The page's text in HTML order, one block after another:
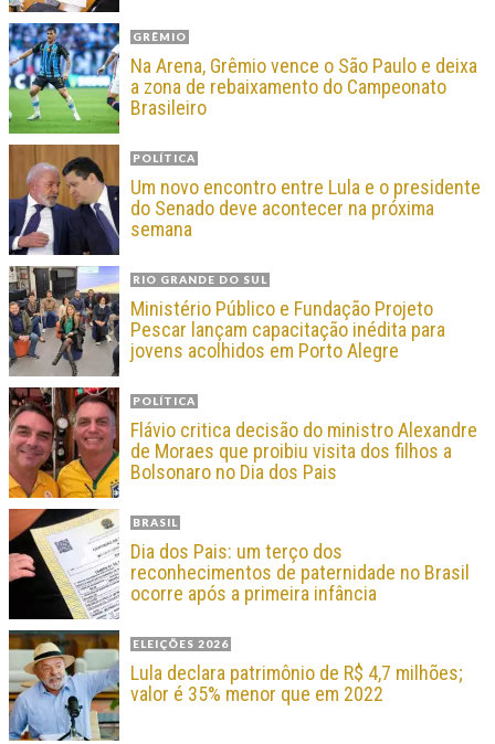
GRÊMIO
Na Arena, Grêmio vence o São Paulo e deixa
a zona de rebaixamento do Campeonato
Brasileiro
POLÍTICA
Um novo encontro entre Lula e o presidente
do Senado deve acontecer na próxima
semana
RIO GRANDE DO SUL
Ministério Público e Fundação Projeto
Pescar lançam capacitação inédita para
jovens acolhidos em Porto Alegre
POLÍTICA
Flávio critica decisão do ministro Alexandre
de Moraes que proibiu visita dos filhos a
Bolsonaro no Dia dos Pais
BRASIL
Dia dos Pais: um terço dos
reconhecimentos de paternidade no Brasil
ocorre após a primeira infância
ELEIÇÕES 2026
Lula declara patrimônio de R$ 4,7 milhões;
valor é 35% menor que em 2022